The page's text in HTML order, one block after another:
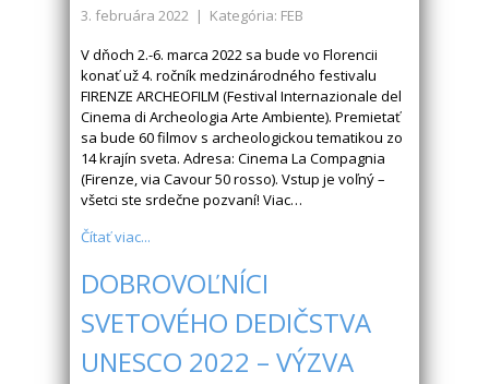
3. februára 2022 | Kategória: FEB
V dňoch 2.-6. marca 2022 sa bude vo Florencii
konať už 4. ročník medzinárodného festivalu
FIRENZE ARCHEOFILM (Festival Internazionale del
Cinema di Archeologia Arte Ambiente). Premietať
sa bude 60 filmov s archeologickou tematikou zo
14 krajín sveta. Adresa: Cinema La Compagnia
(Firenze, via Cavour 50 rosso). Vstup je voľný –
všetci ste srdečne pozvaní! Viac…
Čítať viac...
DOBROVOĽNÍCI
SVETOVÉHO DEDIČSTVA
UNESCO 2022 – VÝZVA